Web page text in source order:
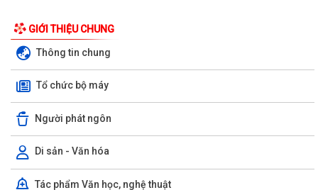
GIỚI THIỆU CHUNG
Thông tin chung
Tổ chức bộ máy
Người phát ngôn
Di sản - Văn hóa
Tác phẩm Văn học, nghệ thuật